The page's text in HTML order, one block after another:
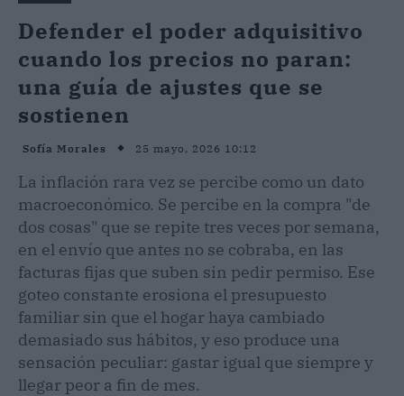
Defender el poder adquisitivo
cuando los precios no paran:
una guía de ajustes que se
sostienen
Sofía Morales 25 mayo, 2026 10:12
La inflación rara vez se percibe como un dato
macroeconómico. Se percibe en la compra "de
dos cosas" que se repite tres veces por semana,
en el envío que antes no se cobraba, en las
facturas fijas que suben sin pedir permiso. Ese
goteo constante erosiona el presupuesto
familiar sin que el hogar haya cambiado
demasiado sus hábitos, y eso produce una
sensación peculiar: gastar igual que siempre y
llegar peor a fin de mes.